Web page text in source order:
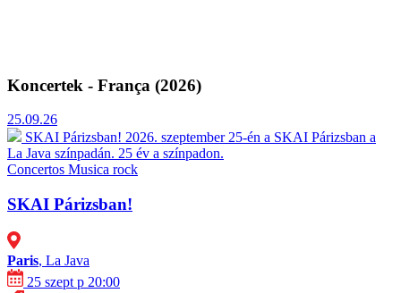
Koncertek - França (2026)
25.09.26
SKAI Párizsban! 2026. szeptember 25-én a SKAI Párizsban a
La Java színpadán. 25 év a színpadon.
Concertos Musica rock
SKAI Párizsban!
Paris, La Java
25 szept p 20:00